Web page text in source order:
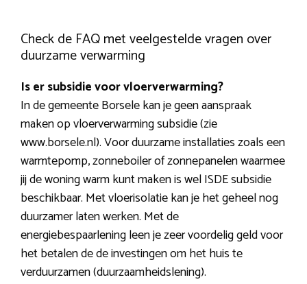
Check de FAQ met veelgestelde vragen over
duurzame verwarming
Is er subsidie voor vloerverwarming?
In de gemeente Borsele kan je geen aanspraak
maken op vloerverwarming subsidie (zie
www.borsele.nl). Voor duurzame installaties zoals een
warmtepomp, zonneboiler of zonnepanelen waarmee
jij de woning warm kunt maken is wel ISDE subsidie
beschikbaar. Met vloerisolatie kan je het geheel nog
duurzamer laten werken. Met de
energiebespaarlening leen je zeer voordelig geld voor
het betalen de de investingen om het huis te
verduurzamen (duurzaamheidslening).